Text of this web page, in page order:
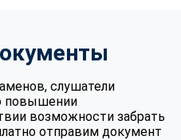
слушатели
повышении
возможности забрать
отправим документ